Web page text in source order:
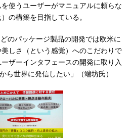
使うユーザーがマニュアルに頼らな
の構築を目指している。
のパッケージ製品の開発では欧米に
しさ（という感覚）へのこだわりで
ザーインタフェースの開発に取り入
ら世界に発信したい」（端坊氏）